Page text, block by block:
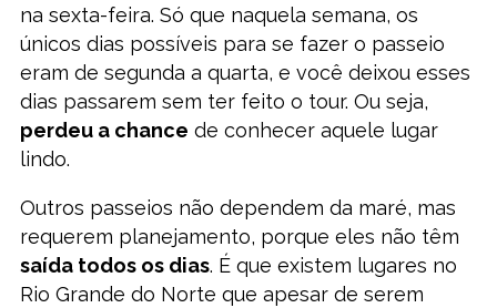
na sexta-feira. Só que naquela semana, os
únicos dias possíveis para se fazer o passeio
eram de segunda a quarta, e você deixou esses
dias passarem sem ter feito o tour. Ou seja,
perdeu a chance de conhecer aquele lugar
lindo.
Outros passeios não dependem da maré, mas
requerem planejamento, porque eles não têm
saída todos os dias. É que existem lugares no
Rio Grande do Norte que apesar de serem